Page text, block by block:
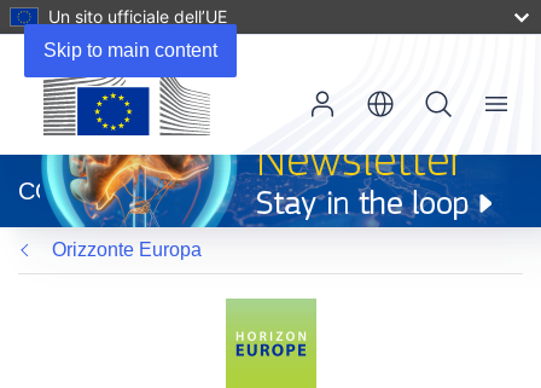
Skip to main content
Un sito ufficiale dell’UE
apre
in
una
nuova
finestra)
CORDIS
Menu
Orizzonte Europa